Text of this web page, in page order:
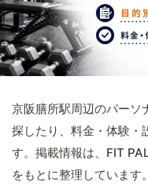
京阪膳所駅周辺のパーソ
探したり、料金・体験・
す。掲載情報は、FIT
をもとに整理しています。